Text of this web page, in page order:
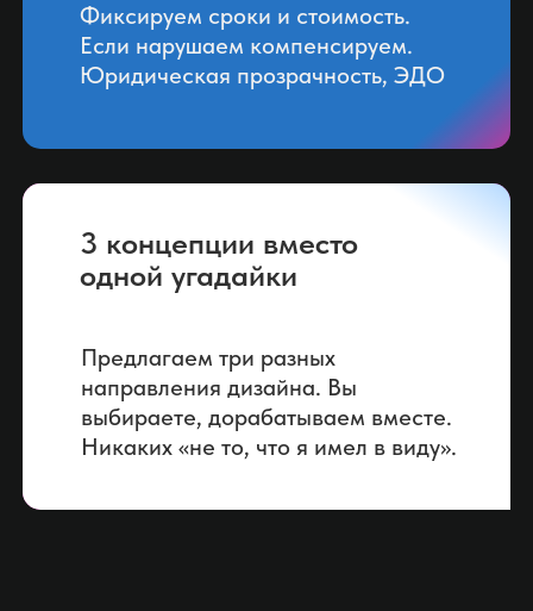
Фиксируем сроки и стоимость.
Если нарушаем компенсируем.
Юридическая прозрачность, ЭДО
Предлагаем три разных
направления дизайна. Вы
выбираете, дорабатываем вместе.
Никаких «не то, что я имел в виду».
3 концепции вместо
одной угадайки